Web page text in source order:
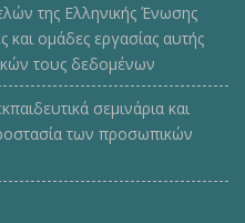
της Ελληνικής Ένωσης
ομάδες εργασίας αυτής
τους δεδομένων
σεμινάρια και
των προσωπικών